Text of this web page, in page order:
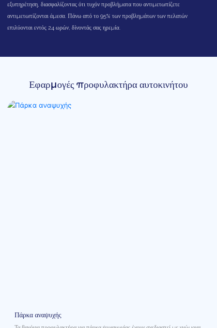
εξυπηρέτηση, διασφαλίζοντας ότι τυχόν προβλήματα που αντιμετωπίζετε
αντιμετωπίζονται άμεσα. Πάνω από το 95% των προβλημάτων των πελατών
επιλύονται εντός 24 ωρών, δίνοντάς σας ηρεμία.
Εφαρμογές προφυλακτήρα αυτοκινήτου
Πάρκα αναψυχής